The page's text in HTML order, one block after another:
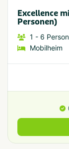
Excellence
Personen)
1 - 6
Mobilheim